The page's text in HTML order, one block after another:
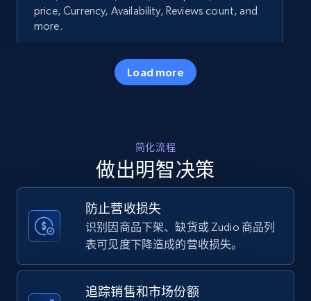
price, Currency, Availability, Reviews count, and
more.
5.7K+
Title, Seller name, Brand, Description, Initial
price, Currency, Availability, Reviews count, and
35.3K+ 5.7K+ 立即开始
Load more
简化流程
做出明智决策
防止营收损失
识别因商品下架、缺货或 Zudio 商品列
表可见度下降造成的营收损失。
追踪销售和市场份额